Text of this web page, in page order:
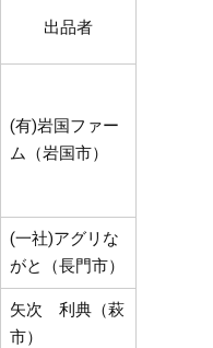
出品者
(有)岩国ファー
ム（岩国市）
(一社)アグリな
がと（長門市）
矢次 利典（萩
市）